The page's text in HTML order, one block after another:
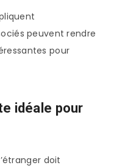
peuvent rendre
pour
idéale pour
doit